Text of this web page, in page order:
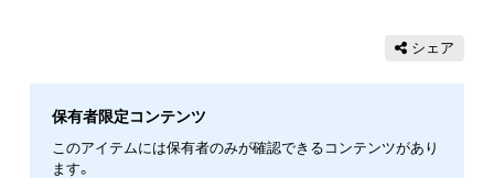
シェア
保有者限定コンテンツ
このアイテムには保有者のみが確認できるコンテンツがあり
ます。